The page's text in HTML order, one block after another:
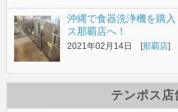
沖縄で食器洗浄機を購
ス那覇店へ！
2021年02月14日 [那覇店]
テンポス店